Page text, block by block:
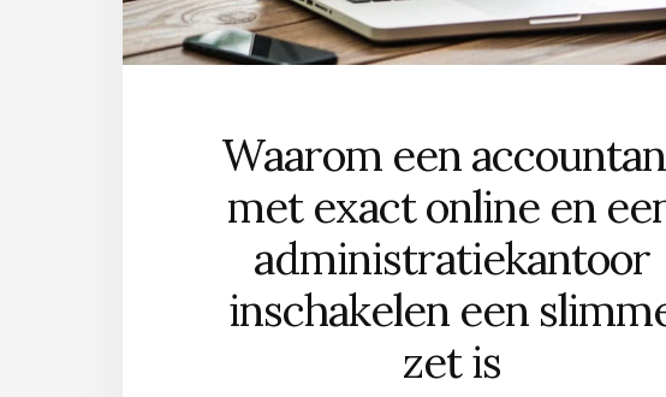
Waarom een
met exact online en
administratiekantoor
inschakelen een
zet is